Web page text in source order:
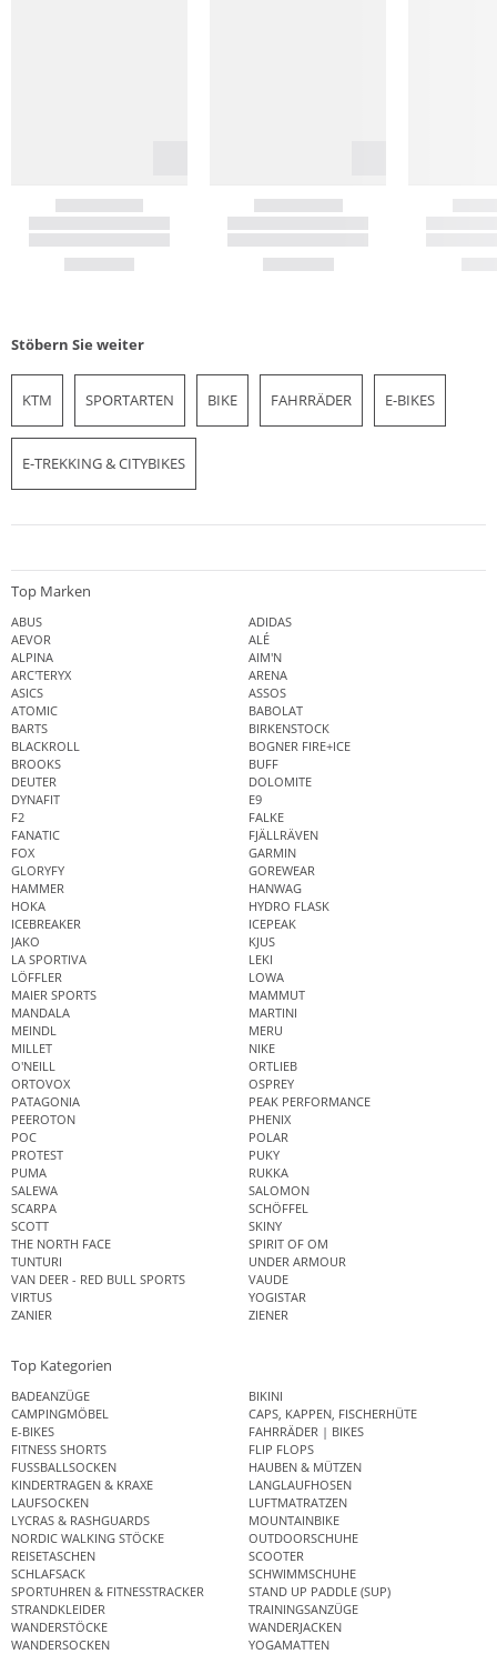
Stöbern Sie weiter
KTM SPORTARTEN BIKE FAHRRÄDER E-BIKES
E-TREKKING & CITYBIKES
Top Marken
ABUS
ADIDAS
AEVOR
ALÉ
ALPINA
AIM'N
ARC'TERYX
ARENA
ASICS
ASSOS
ATOMIC
BABOLAT
BARTS
BIRKENSTOCK
BLACKROLL
BOGNER FIRE+ICE
BROOKS
BUFF
DEUTER
DOLOMITE
DYNAFIT
E9
F2
FALKE
FANATIC
FJÄLLRÄVEN
FOX
GARMIN
GLORYFY
GOREWEAR
HAMMER
HANWAG
HOKA
HYDRO FLASK
ICEBREAKER
ICEPEAK
JAKO
KJUS
LA SPORTIVA
LEKI
LÖFFLER
LOWA
MAIER SPORTS
MAMMUT
MANDALA
MARTINI
MEINDL
MERU
MILLET
NIKE
O'NEILL
ORTLIEB
ORTOVOX
OSPREY
PATAGONIA
PEAK PERFORMANCE
PEEROTON
PHENIX
POC
POLAR
PROTEST
PUKY
PUMA
RUKKA
SALEWA
SALOMON
SCARPA
SCHÖFFEL
SCOTT
SKINY
THE NORTH FACE
SPIRIT OF OM
TUNTURI
UNDER ARMOUR
VAN DEER - RED BULL SPORTS
VAUDE
VIRTUS
YOGISTAR
ZANIER
ZIENER
Top Kategorien
BADEANZÜGE
BIKINI
CAMPINGMÖBEL
CAPS, KAPPEN, FISCHERHÜTE
E-BIKES
FAHRRÄDER | BIKES
FITNESS SHORTS
FLIP FLOPS
FUSSBALLSOCKEN
HAUBEN & MÜTZEN
KINDERTRAGEN & KRAXE
LANGLAUFHOSEN
LAUFSOCKEN
LUFTMATRATZEN
LYCRAS & RASHGUARDS
MOUNTAINBIKE
NORDIC WALKING STÖCKE
OUTDOORSCHUHE
REISETASCHEN
SCOOTER
SCHLAFSACK
SCHWIMMSCHUHE
SPORTUHREN & FITNESSTRACKER
STAND UP PADDLE (SUP)
STRANDKLEIDER
TRAININGSANZÜGE
WANDERSTÖCKE
WANDERJACKEN
WANDERSOCKEN
YOGAMATTEN